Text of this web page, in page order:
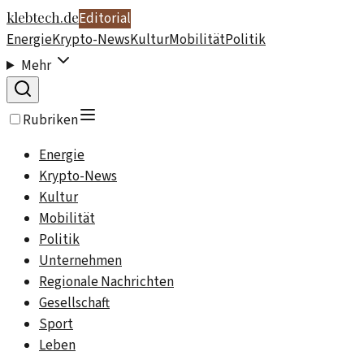
klebtech.deEditorial
EnergieKrypto-NewsKulturMobilitätPolitik
Mehr
Rubriken
Energie
Krypto-News
Kultur
Mobilität
Politik
Unternehmen
Regionale Nachrichten
Gesellschaft
Sport
Leben